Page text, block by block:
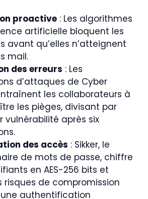
proactive : Les algorithmes
artificielle bloquent les
avant qu’elles n’atteignent
mail.
des erreurs : Les
d’attaques de Cyber
les collaborateurs à
les pièges, divisant par
vulnérabilité après six
des accès : Sikker, le
de mots de passe, chiffre
en AES-256 bits et
risques de compromission
authentification